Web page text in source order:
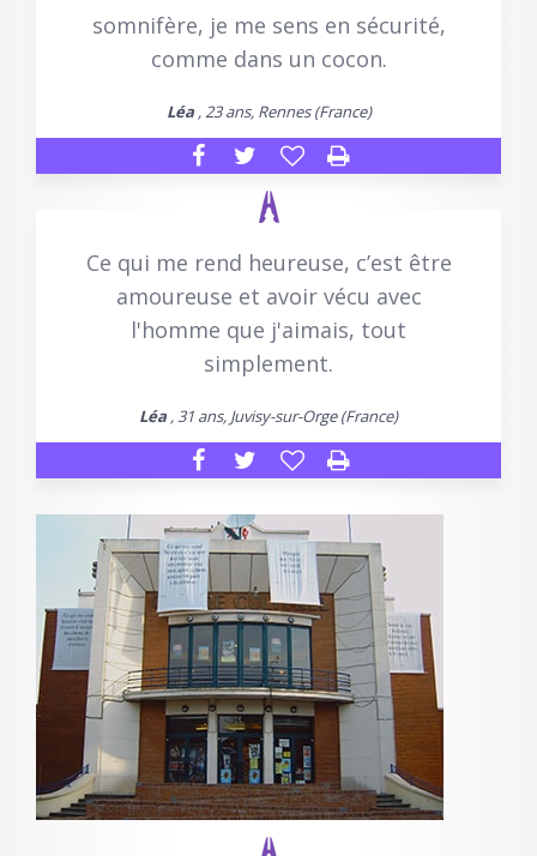
somnifère, je me sens en sécurité,
comme dans un cocon.
Léa, 23 ans, Rennes (France)
Ce qui me rend heureuse, c’est être
amoureuse et avoir vécu avec
l'homme que j'aimais, tout
simplement.
Léa , 31 ans, Juvisy-sur-Orge (France)